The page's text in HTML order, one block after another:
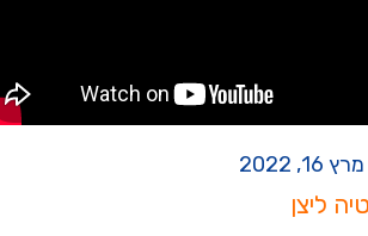
מרץ 16, 2022
ליצן